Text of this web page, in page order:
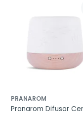
PRANAROM
Pranarom Difusor